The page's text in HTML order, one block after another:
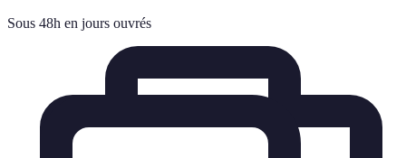
Sous 48h en jours ouvrés